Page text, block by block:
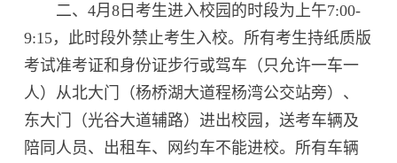
二、4月8日考生进入校园的时段为上午7:00-
9:15，此时段外禁止考生入校。所有考生持纸质版
考试准考证和身份证步行或驾车（只允许一车一
人）从北大门（杨桥湖大道程杨湾公交站旁）、
东大门（光谷大道辅路）进出校园，送考车辆及
陪同人员、出租车、网约车不能进校。所有车辆